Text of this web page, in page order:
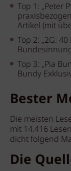
Top 1: „Peter
Artikel (mit
Top 2: „2G:
Top 3: „Pia
Bundy
Bester
Die meisten
mit 14.416
dicht folgend
Die